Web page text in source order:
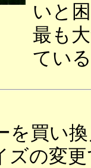
いと
最も
てい
を買い
ズの変